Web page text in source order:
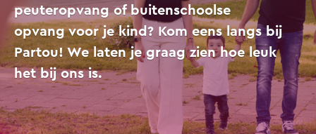
peuteropvang of buitenschoolse
opvang voor je kind? Kom eens langs bij
Partou! We laten je graag zien hoe leuk
het bij ons is.